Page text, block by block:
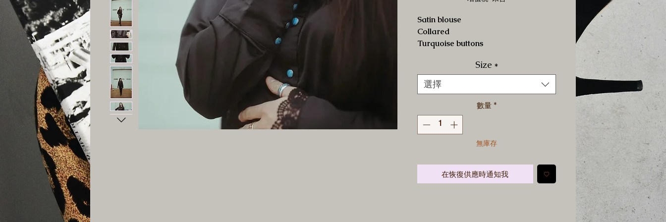
Satin blouse
Collared
Turquoise buttons
Size *
選擇
數量 *
無庫存
在恢復供應時通知我